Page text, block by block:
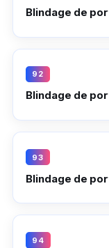
Blindage de
92
Blindage de
93
Blindage de
94